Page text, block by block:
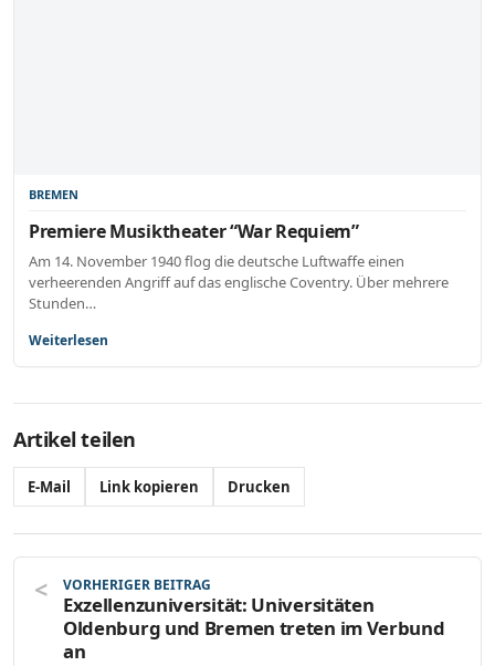
BREMEN
Premiere Musiktheater “War Requiem”
Am 14. November 1940 flog die deutsche Luftwaffe einen
verheerenden Angriff auf das englische Coventry. Über mehrere
Stunden…
Weiterlesen
Artikel teilen
E-Mail Link kopieren Drucken
VORHERIGER BEITRAG
Exzellenzuniversität: Universitäten
Oldenburg und Bremen treten im Verbund
an